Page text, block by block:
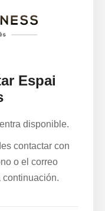
Espai
disponible.
contactar con
o el correo
continuación.